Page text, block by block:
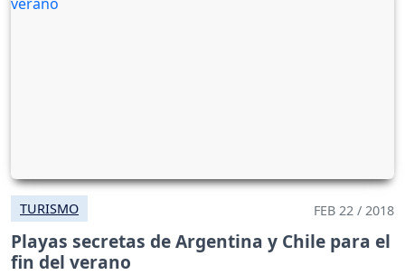
TURISMO FEB 22 / 2018
Playas secretas de Argentina y Chile para el
fin del verano